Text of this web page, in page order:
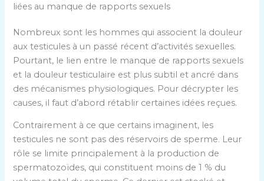
liées au manque de rapports sexuels
Nombreux sont les hommes qui associent la douleur
aux testicules à un passé récent d’activités sexuelles.
Pourtant, le lien entre le manque de rapports sexuels
et la douleur testiculaire est plus subtil et ancré dans
des mécanismes physiologiques. Pour décrypter les
causes, il faut d’abord rétablir certaines idées reçues.
Contrairement à ce que certains imaginent, les
testicules ne sont pas des réservoirs de sperme. Leur
rôle se limite principalement à la production de
spermatozoïdes, qui constituent moins de 1 % du